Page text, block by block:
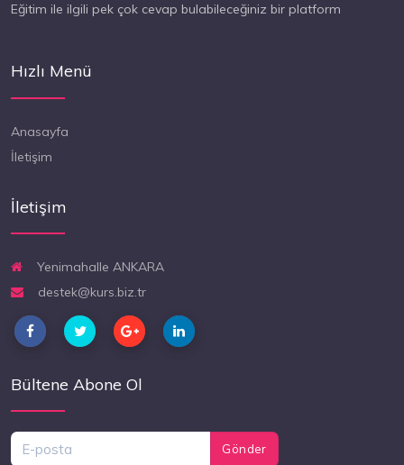
Eğitim ile ilgili pek çok cevap bulabileceğiniz bir platform
Hızlı Menü
Anasayfa
İletişim
İletişim
Yenimahalle ANKARA
destek@kurs.biz.tr
Bültene Abone Ol
Gönder